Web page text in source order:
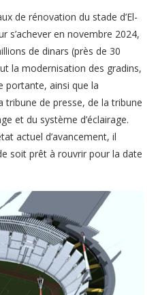
de rénovation du stade d’El-
s’achever en novembre 2024,
de dinars (près de 30
la modernisation des gradins,
portante, ainsi que la
tribune de presse, de la tribune
et du système d’éclairage.
actuel d’avancement, il
soit prêt à rouvrir pour la date